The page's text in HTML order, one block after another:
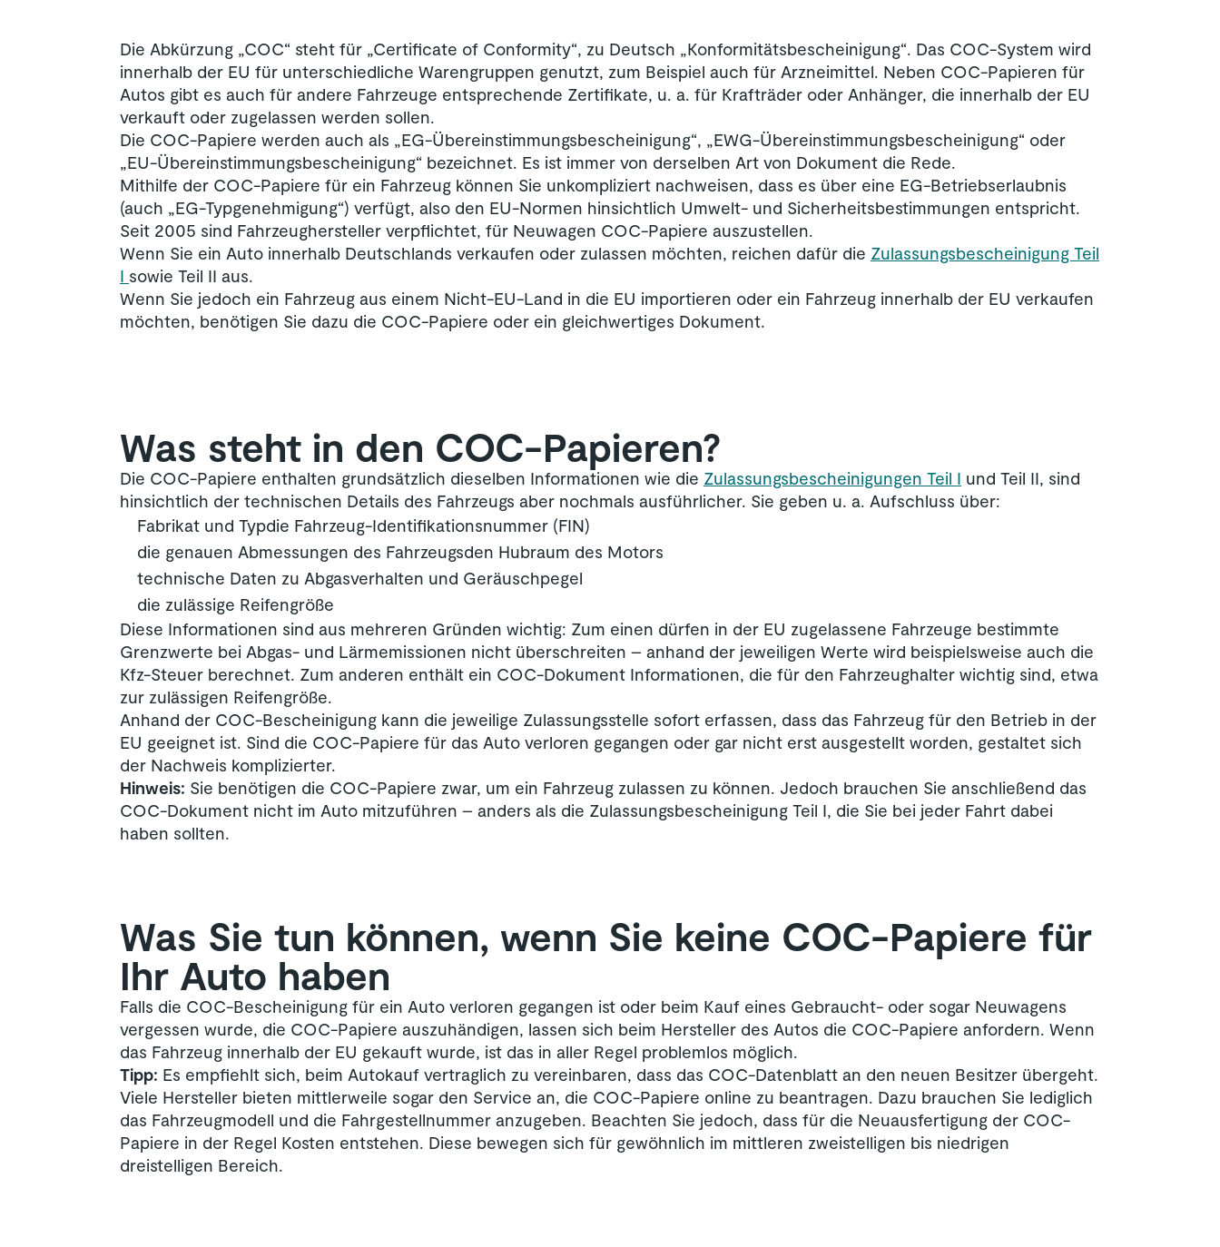
Die Abkürzung „COC“ steht für „Certificate of Conformity“, zu Deutsch „Konformitätsbescheinigung“. Das COC-System wird
innerhalb der EU für unterschiedliche Warengruppen genutzt, zum Beispiel auch für Arzneimittel. Neben COC-Papieren für
Autos gibt es auch für andere Fahrzeuge entsprechende Zertifikate, u. a. für Krafträder oder Anhänger, die innerhalb der EU
verkauft oder zugelassen werden sollen.
Die COC-Papiere werden auch als „EG-Übereinstimmungsbescheinigung“, „EWG-Übereinstimmungsbescheinigung“ oder
„EU-Übereinstimmungsbescheinigung“ bezeichnet. Es ist immer von derselben Art von Dokument die Rede.
Mithilfe der COC-Papiere für ein Fahrzeug können Sie unkompliziert nachweisen, dass es über eine EG-Betriebserlaubnis
(auch „EG-Typgenehmigung“) verfügt, also den EU-Normen hinsichtlich Umwelt- und Sicherheitsbestimmungen entspricht.
Seit 2005 sind Fahrzeughersteller verpflichtet, für Neuwagen COC-Papiere auszustellen.
Wenn Sie ein Auto innerhalb Deutschlands verkaufen oder zulassen möchten, reichen dafür die Zulassungsbescheinigung Teil
I sowie Teil II aus.
Wenn Sie jedoch ein Fahrzeug aus einem Nicht-EU-Land in die EU importieren oder ein Fahrzeug innerhalb der EU verkaufen
möchten, benötigen Sie dazu die COC-Papiere oder ein gleichwertiges Dokument.
Was steht in den COC-Papieren?
Die COC-Papiere enthalten grundsätzlich dieselben Informationen wie die Zulassungsbescheinigungen Teil I und Teil II, sind
hinsichtlich der technischen Details des Fahrzeugs aber nochmals ausführlicher. Sie geben u. a. Aufschluss über:
Fabrikat und Typdie Fahrzeug-Identifikationsnummer (FIN)
die genauen Abmessungen des Fahrzeugsden Hubraum des Motors
technische Daten zu Abgasverhalten und Geräuschpegel
die zulässige Reifengröße
Diese Informationen sind aus mehreren Gründen wichtig: Zum einen dürfen in der EU zugelassene Fahrzeuge bestimmte
Grenzwerte bei Abgas- und Lärmemissionen nicht überschreiten – anhand der jeweiligen Werte wird beispielsweise auch die
Kfz-Steuer berechnet. Zum anderen enthält ein COC-Dokument Informationen, die für den Fahrzeughalter wichtig sind, etwa
zur zulässigen Reifengröße.
Anhand der COC-Bescheinigung kann die jeweilige Zulassungsstelle sofort erfassen, dass das Fahrzeug für den Betrieb in der
EU geeignet ist. Sind die COC-Papiere für das Auto verloren gegangen oder gar nicht erst ausgestellt worden, gestaltet sich
der Nachweis komplizierter.
Hinweis: Sie benötigen die COC-Papiere zwar, um ein Fahrzeug zulassen zu können. Jedoch brauchen Sie anschließend das
COC-Dokument nicht im Auto mitzuführen – anders als die Zulassungsbescheinigung Teil I, die Sie bei jeder Fahrt dabei
haben sollten.
Was Sie tun können, wenn Sie keine COC-Papiere für
Ihr Auto haben
Falls die COC-Bescheinigung für ein Auto verloren gegangen ist oder beim Kauf eines Gebraucht- oder sogar Neuwagens
vergessen wurde, die COC-Papiere auszuhändigen, lassen sich beim Hersteller des Autos die COC-Papiere anfordern. Wenn
das Fahrzeug innerhalb der EU gekauft wurde, ist das in aller Regel problemlos möglich.
Tipp: Es empfiehlt sich, beim Autokauf vertraglich zu vereinbaren, dass das COC-Datenblatt an den neuen Besitzer übergeht.
Viele Hersteller bieten mittlerweile sogar den Service an, die COC-Papiere online zu beantragen. Dazu brauchen Sie lediglich
das Fahrzeugmodell und die Fahrgestellnummer anzugeben. Beachten Sie jedoch, dass für die Neuausfertigung der COC-
Papiere in der Regel Kosten entstehen. Diese bewegen sich für gewöhnlich im mittleren zweistelligen bis niedrigen
dreistelligen Bereich.